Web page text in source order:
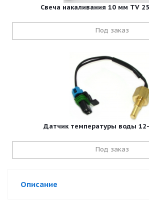
Свеча накаливания 10 мм TV
Под заказ
Датчик температуры воды
Под заказ
Описание